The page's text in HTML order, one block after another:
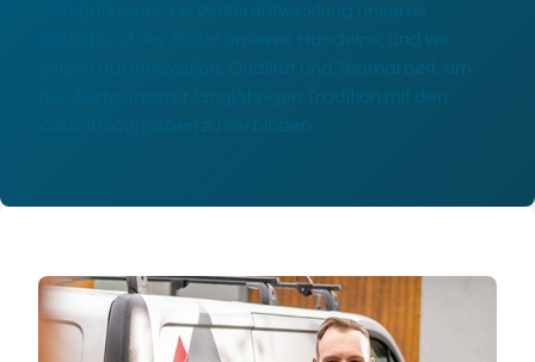
Die kontinuierliche Weiterentwicklung unseres
Betriebs ist der Motor unseres Handelns, und wir
setzen auf Innovation, Qualität und Teamarbeit, um
die Werte unserer langjährigen Tradition mit den
Zukunftsaufgaben zu verbinden.